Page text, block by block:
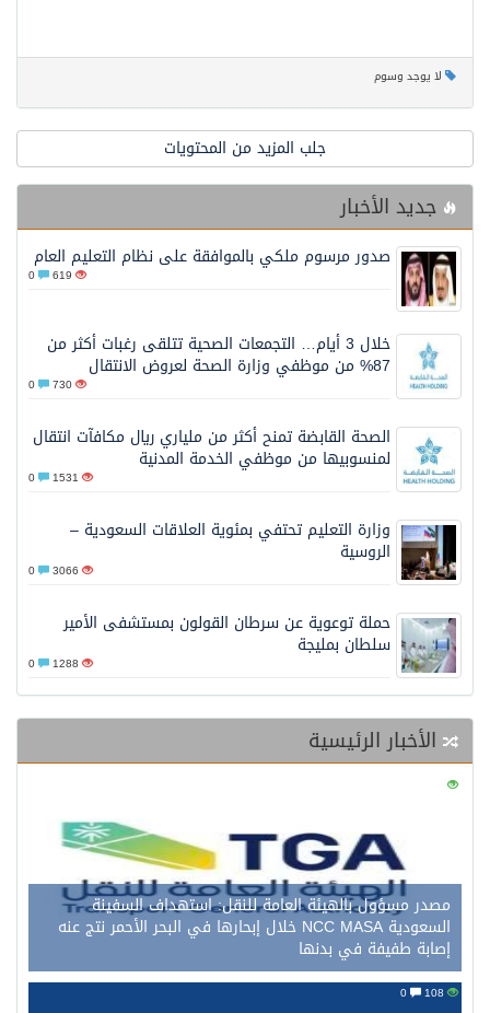
لا يوجد وسوم
جلب المزيد من المحتويات
جديد الأخبار
صدور مرسوم ملكي بالموافقة على نظام التعليم العام
619
خلال 3 أيام… التجمعات الصحية تتلقى رغبات أكثر من
87% من موظفي وزارة الصحة لعروض الانتقال
730
الصحة القابضة تمنح أكثر من ملياري ريال مكافآت انتقال
لمنسوبيها من موظفي الخدمة المدنية
1531
وزارة التعليم تحتفي بمئوية العلاقات السعودية –
الروسية
3066
حملة توعوية عن سرطان القولون بمستشفى الأمير
سلطان بمليجة
1288
الأخبار الرئيسية
123
مصدر مسؤول بالهيئة العامة للنقل: استهداف السفينة
السعودية NCC MASA خلال إبحارها في البحر الأحمر نتج عنه
إصابة طفيفة في بدنها